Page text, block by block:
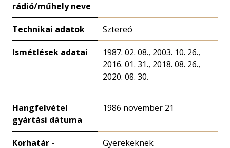
rádió/műhely neve
Technikai adatok Sztereó
Ismétlések adatai
1987. 02. 08., 2003. 10. 26.,
2016. 01. 31., 2018. 08. 26.,
2020. 08. 30.
Hangfelvétel
gyártási dátuma
1986 november 21
Korhatár - Gyerekeknek